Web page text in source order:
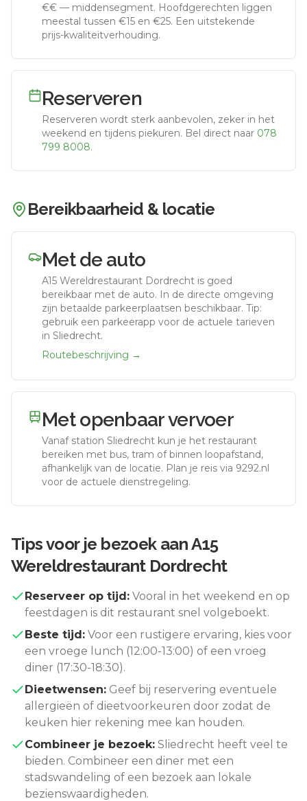
€€ — middensegment. Hoofdgerechten liggen
meestal tussen €15 en €25. Een uitstekende
prijs-kwaliteitverhouding.
Reserveren
Reserveren wordt sterk aanbevolen, zeker in het
weekend en tijdens piekuren. Bel direct naar 078
799 8008.
Bereikbaarheid & locatie
Met de auto
A15 Wereldrestaurant Dordrecht is goed
bereikbaar met de auto. In de directe omgeving
zijn betaalde parkeerplaatsen beschikbaar. Tip:
gebruik een parkeerapp voor de actuele tarieven
in Sliedrecht.
Routebeschrijving →
Met openbaar vervoer
Vanaf station Sliedrecht kun je het restaurant
bereiken met bus, tram of binnen loopafstand,
afhankelijk van de locatie. Plan je reis via 9292.nl
voor de actuele dienstregeling.
Tips voor je bezoek aanA15
Wereldrestaurant Dordrecht
Reserveer op tijd: Vooral in het weekend en op
feestdagen is dit restaurant snel volgeboekt.
Beste tijd: Voor een rustigere ervaring, kies voor
een vroege lunch (12:00-13:00) of een vroeg
diner (17:30-18:30).
Dieetwensen: Geef bij reservering eventuele
allergieën of dieetvoorkeuren door zodat de
keuken hier rekening mee kan houden.
Combineer je bezoek: Sliedrecht heeft veel te
bieden. Combineer een diner met een
stadswandeling of een bezoek aan lokale
bezienswaardigheden.